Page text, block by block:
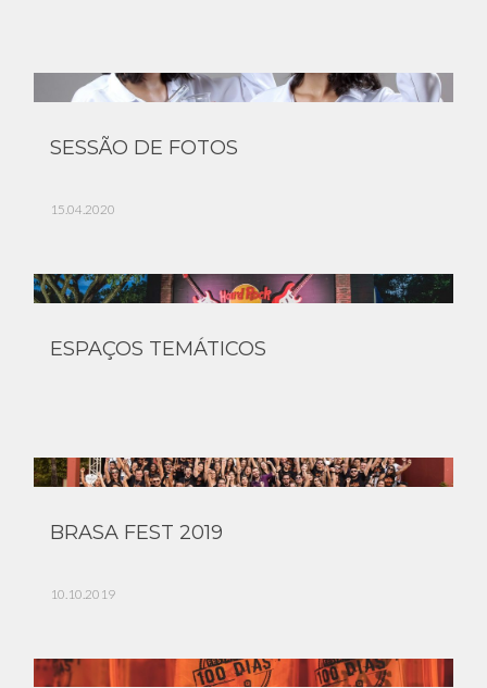
SESSÃO DE FOTOS
15.04.2020
ESPAÇOS TEMÁTICOS
BRASA FEST 2019
10.10.2019